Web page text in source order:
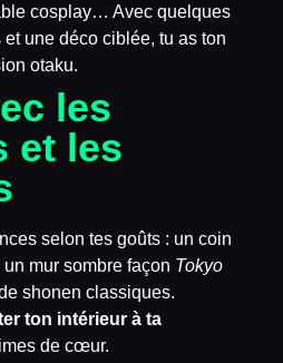
cosplay… Avec quelques
une déco ciblée, tu as ton
otaku.
les
et les
selon tes goûts : un coin
un mur sombre façon Tokyo
shonen classiques.
ton intérieur à ta
de cœur.